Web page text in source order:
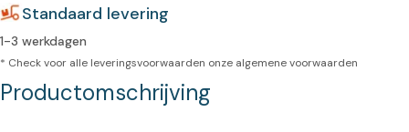
Standaard levering
1-3 werkdagen
* Check voor alle leveringsvoorwaarden onze algemene voorwaarden
Productomschrijving